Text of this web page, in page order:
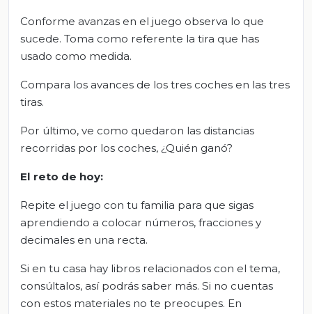
Conforme avanzas en el juego observa lo que
sucede. Toma como referente la tira que has
usado como medida.
Compara los avances de los tres coches en las tres
tiras.
Por último, ve como quedaron las distancias
recorridas por los coches, ¿Quién ganó?
El reto de hoy:
Repite el juego con tu familia para que sigas
aprendiendo a colocar números, fracciones y
decimales en una recta.
Si en tu casa hay libros relacionados con el tema,
consúltalos, así podrás saber más. Si no cuentas
con estos materiales no te preocupes. En